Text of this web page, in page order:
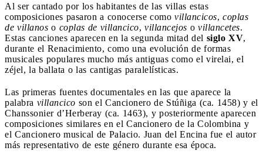
Al ser cantado por los habitantes de las villas estas
composiciones pasaron a conocerse como villancicos, coplas
de villanos o coplas de villancico, villancejos o villancetes.
Estas canciones aparecen en la segunda mitad del siglo XV,
durante el Renacimiento, como una evolución de formas
musicales populares mucho más antiguas como el virelai, el
zéjel, la ballata o las cantigas paralelísticas.
Las primeras fuentes documentales en las que aparece la
palabra villancico son el Cancionero de Stúñiga (ca. 1458) y el
Chanssonier d’Herberay (ca. 1463), y posteriormente aparecen
composiciones similares en el Cancionero de la Colombina y
el Cancionero musical de Palacio. Juan del Encina fue el autor
más representativo de este género durante esa época.